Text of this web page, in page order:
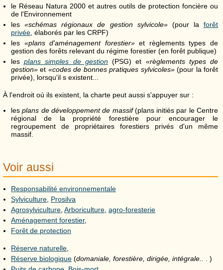
le Réseau Natura 2000 et autres outils de protection foncière ou
de l'Environnement
les«schémas régionaux de gestion sylvicole»(pour la forêt
privée , élaborés par les CRPF)
les «plans d'aménagement forestier»et règlements types de
gestion des forêts relevant du régime forestier (en forêt publique)
lesplans simples de gestion(PSG) et «règlements types de
gestion» et «codes de bonnes pratiques sylvicoles»(pour la forêt
privée), lorsqu'il s existent...
À l'endroit où ils existent, la charte peut aussi s'appuyer sur :
lesplans de développement de massif(plans initiés par le Centre
régional de la propriété forestière pour encourager le
regroupement de propriétaires forestiers privés d'un même
massif.
Voir aussi
Responsabilité environnementale
Sylviculture Prosilva
Agrosylviculture Arboriculture agro-foresterie
Aménagement forestier,
Forêt de protection
Réserve naturelle
Réserve biologique (domaniale, forestière, dirigée, intégrale..
. )